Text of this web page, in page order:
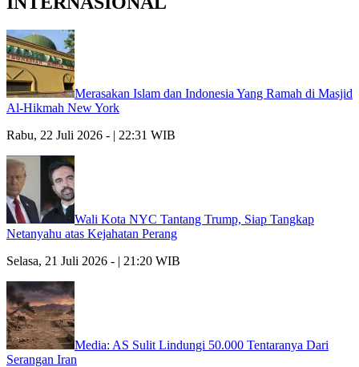
Merasakan Islam dan Indonesia Yang Ramah di Masjid
Al-Hikmah New York
Rabu, 22 Juli 2026 - | 22:31 WIB
Wali Kota NYC Tantang Trump, Siap Tangkap
Netanyahu atas Kejahatan Perang
Selasa, 21 Juli 2026 - | 21:20 WIB
Media: AS Sulit Lindungi 50.000 Tentaranya Dari
Serangan Iran